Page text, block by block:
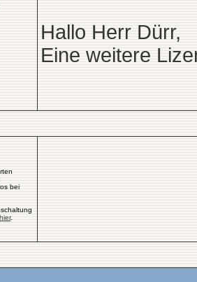
Hallo Herr Dürr,
Eine weitere
bei
hier.